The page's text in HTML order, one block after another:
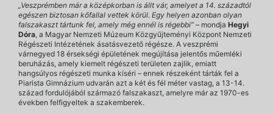
„Veszprémben már a középkorban is állt vár, amelyet a 14. századtól
egészen biztosan kőfallal vettek körül. Egy helyen azonban olyan
falszakaszt tártunk fel, amely még ennél is régebbi” – mondja Hegyi
Dóra, a Magyar Nemzeti Múzeum Közgyűjteményi Központ Nemzeti
Régészeti Intézetének ásatásvezető régésze. A veszprémi
várnegyed 18 érsekségi épületének megújítása jelentős műemléki
beruházás, amely kiemelt régészeti területen zajlik, emiatt
hangsúlyos régészeti munka kíséri – ennek részeként tárták fel a
Piarista Gimnázium udvarán azt a két és fél méter vastag, a 13-14.
század fordulójából származó falszakaszt, amelyre már az 1970-es
években felfigyeltek a szakemberek.